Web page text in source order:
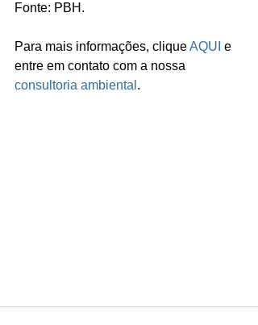
Fonte: PBH.
Para mais informações, clique AQUI e
entre em contato com a nossa
consultoria ambiental .